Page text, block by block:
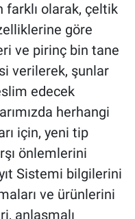
farklı olarak, çeltik
göre
ve pirinç bin tane
verilerek, şunlar
edecek
herhangi
için, yeni tip
önlemlerini
Sistemi bilgilerini
ve ürünlerini
anlaşmalı